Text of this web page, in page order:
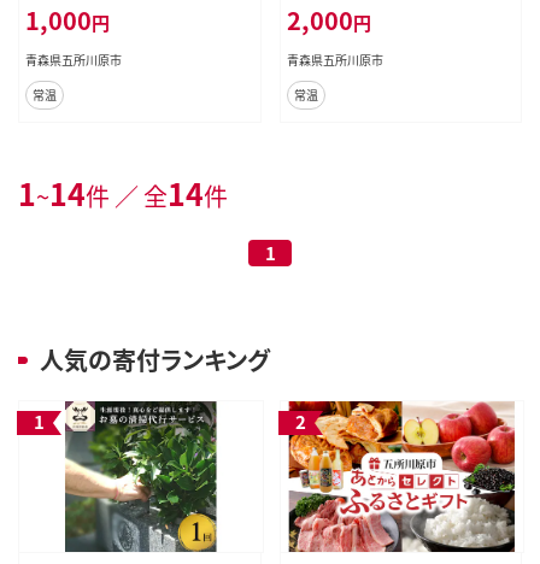
1,000円
青森県五所川原市
常温
2,000円
青森県五所川原市
常温
1~14件 ／ 全14件
1
人気の寄付ランキング